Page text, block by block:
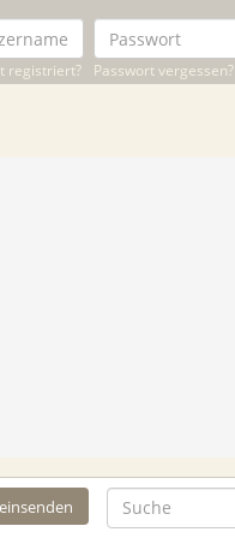
registriert? Passwort vergessen?